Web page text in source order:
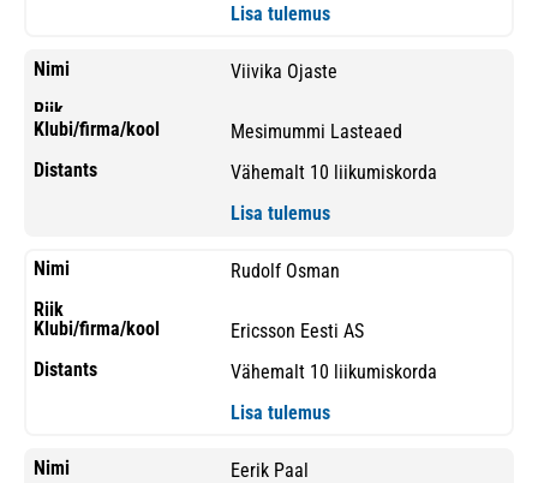
Lisa tulemus
Viivika Ojaste
Mesimummi Lasteaed
Vähemalt 10 liikumiskorda
Lisa tulemus
Rudolf Osman
Ericsson Eesti AS
Vähemalt 10 liikumiskorda
Lisa tulemus
Eerik Paal